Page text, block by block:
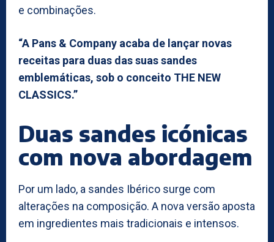
e combinações.
“A Pans & Company acaba de lançar novas
receitas para duas das suas sandes
emblemáticas, sob o conceito THE NEW
CLASSICS.”
Duas sandes icónicas
com nova abordagem
Por um lado, a sandes Ibérico surge com
alterações na composição. A nova versão aposta
em ingredientes mais tradicionais e intensos.